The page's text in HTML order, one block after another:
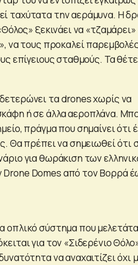
ταχύτατα την αεράμυνα. Η
ξεκινάει να
να τους προκαλεί
επίγειους σταθμούς. Τα
τα drones χωρίς να
ή σε άλλα αεροπλάνα.
πράγμα που σημαίνει ότι
Θα πρέπει να σημειωθεί ότι
για θωράκιση των
Domes από τον Βορρά
οπλικό σύστημα που
για τον «Σιδερένιο
να αναχαιτίζει όχι